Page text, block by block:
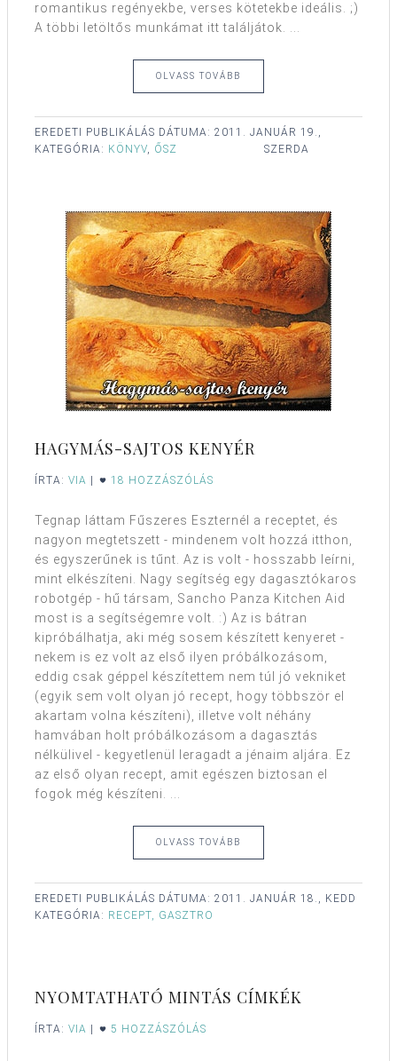
romantikus regényekbe, verses kötetekbe ideális. ;)
A többi letöltős munkámat itt találjátok. ...
OLVASS TOVÁBB
EREDETI PUBLIKÁLÁS DÁTUMA: 2011. JANUÁR 19.,
SZERDA
KATEGÓRIA: KÖNYV, ŐSZ
HAGYMÁS-SAJTOS KENYÉR
ÍRTA: VIA | 18 HOZZÁSZÓLÁS
Tegnap láttam Fűszeres Eszternél a receptet, és
nagyon megtetszett - mindenem volt hozzá itthon,
és egyszerűnek is tűnt. Az is volt - hosszabb leírni,
mint elkészíteni. Nagy segítség egy dagasztókaros
robotgép - hű társam, Sancho Panza Kitchen Aid
most is a segítségemre volt. :) Az is bátran
kipróbálhatja, aki még sosem készített kenyeret -
nekem is ez volt az első ilyen próbálkozásom,
eddig csak géppel készítettem nem túl jó vekniket
(egyik sem volt olyan jó recept, hogy többször el
akartam volna készíteni), illetve volt néhány
hamvában holt próbálkozásom a dagasztás
nélkülivel - kegyetlenül leragadt a jénaim aljára. Ez
az első olyan recept, amit egészen biztosan el
fogok még készíteni. ...
OLVASS TOVÁBB
EREDETI PUBLIKÁLÁS DÁTUMA: 2011. JANUÁR 18., KEDD
KATEGÓRIA: RECEPT, GASZTRO
NYOMTATHATÓ MINTÁS CÍMKÉK
ÍRTA: VIA 5 HOZZÁSZÓLÁS